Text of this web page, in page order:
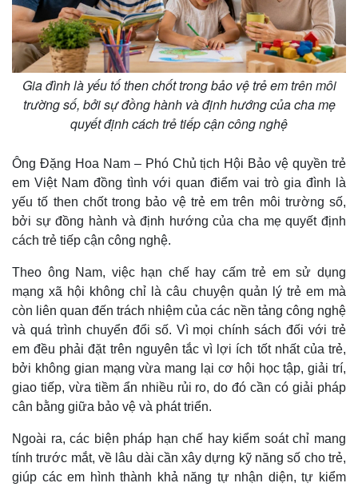
Gia đình là yếu tố then chốt trong bảo vệ trẻ em trên môi
trường số, bởi sự đồng hành và định hướng của cha mẹ
quyết định cách trẻ tiếp cận công nghệ
Ông Đặng Hoa Nam – Phó Chủ tịch Hội Bảo vệ quyền trẻ
em Việt Nam đồng tình với quan điểm vai trò gia đình là
yếu tố then chốt trong bảo vệ trẻ em trên môi trường số,
bởi sự đồng hành và định hướng của cha mẹ quyết định
cách trẻ tiếp cận công nghệ.
Theo ông Nam, việc hạn chế hay cấm trẻ em sử dụng
mạng xã hội không chỉ là câu chuyện quản lý trẻ em mà
còn liên quan đến trách nhiệm của các nền tảng công nghệ
và quá trình chuyển đổi số. Vì mọi chính sách đối với trẻ
em đều phải đặt trên nguyên tắc vì lợi ích tốt nhất của trẻ,
bởi không gian mạng vừa mang lại cơ hội học tập, giải trí,
giao tiếp, vừa tiềm ẩn nhiều rủi ro, do đó cần có giải pháp
cân bằng giữa bảo vệ và phát triển.
Ngoài ra, các biện pháp hạn chế hay kiểm soát chỉ mang
tính trước mắt, về lâu dài cần xây dựng kỹ năng số cho trẻ,
giúp các em hình thành khả năng tự nhận diện, tự kiểm